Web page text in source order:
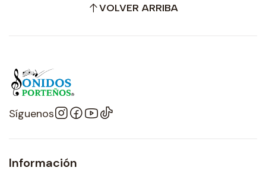
VOLVER ARRIBA
Síguenos
Información